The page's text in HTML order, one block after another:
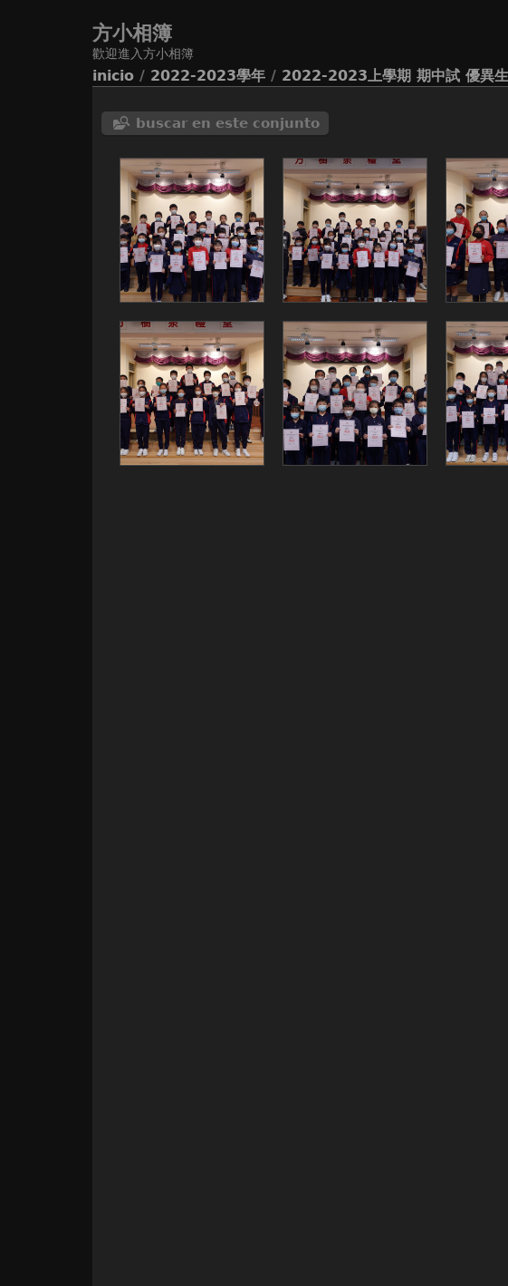
方小相簿
歡迎進入方小相簿
inicio / 2022-2023學年 / 2022-2023上學期 期中試 優異生
buscar en este conjunto